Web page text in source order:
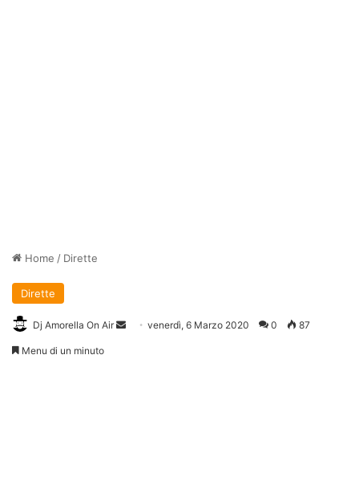
Home / Dirette
Dirette
Dj Amorella On Air
Invia venerdì, 6 Marzo 2020 0 87
Menu di un minuto